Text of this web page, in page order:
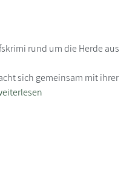
rund um die Herde aus
sich gemeinsam mit ihrer